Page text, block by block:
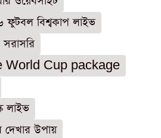
ফুটবল বিশ্বকাপ লাইভ
World Cup package
লাইভ
দেখার উপায়